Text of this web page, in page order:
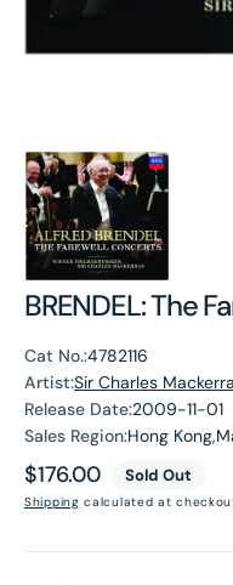
BRENDEL: The
Cat No.:4782116
Artist:Sir Charles
Release Date:2009-11-01
Sales Region:Hong
Regular
price
$176.00 Sold Out
Shipping calculated at